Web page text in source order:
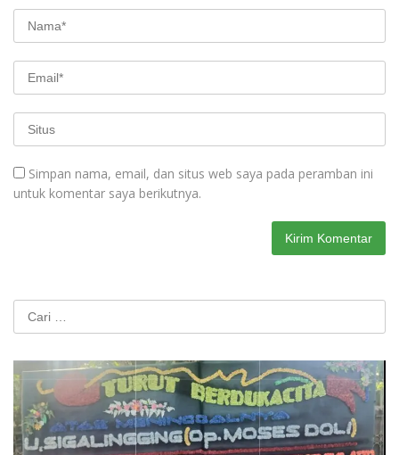
Simpan nama, email, dan situs web saya pada peramban ini
untuk komentar saya berikutnya.
Cari
untuk: